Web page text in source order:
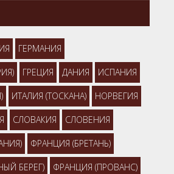
ГЕРМАНИЯ
ГРЕЦИЯ ДАНИЯ ИСПАНИЯ
ИТАЛИЯ (ТОСКАНА) НОРВЕГИЯ
СЛОВАКИЯ СЛОВЕНИЯ
ФРАНЦИЯ (БРЕТАНЬ)
БЕРЕГ) ФРАНЦИЯ (ПРОВАНС)